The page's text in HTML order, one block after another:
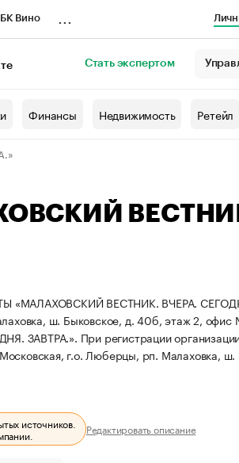
Вино
Стать экспертом
Финансы Недвижимость Ретейл
«МАЛАХОВСКИЙ ВЕСТНИК. ВЧЕРА.
ш. Быковское, д. 40б, этаж 2, офис
ЗАВТРА.». При регистрации
г.о. Люберцы, рп. Малаховка, ш.
источников. Редактировать описание